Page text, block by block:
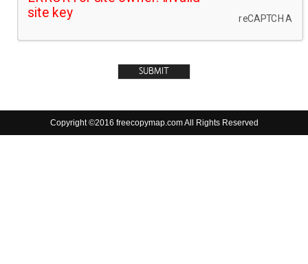
Copyright ©2016 freecopymap.com All Rights Reserved